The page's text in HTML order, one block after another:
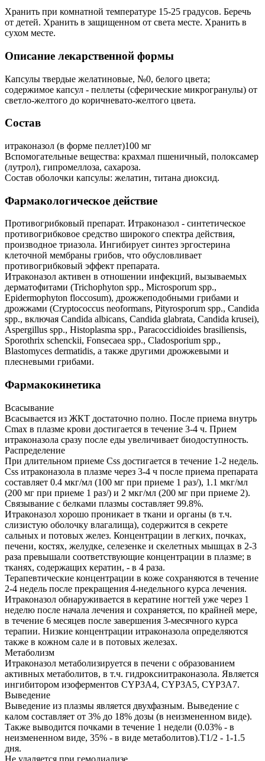
Хранить при комнатной температуре 15-25 градусов. Беречь
от детей. Хранить в защищенном от света месте. Хранить в
сухом месте.
Описание лекарственной формы
Капсулы твердые желатиновые, №0, белого цвета;
содержимое капсул - пеллеты (сферические микрогранулы) от
светло-желтого до коричневато-желтого цвета.
Состав
итраконазол (в форме пеллет)100 мг
Вспомогательные вещества: крахмал пшеничный, полоксамер
(лутрол), гипромеллоза, сахароза.
Состав оболочки капсулы: желатин, титана диоксид.
Фармакологическое действие
Противогрибковый препарат. Итраконазол - синтетическое
противогрибковое средство широкого спектра действия,
производное триазола. Ингибирует синтез эргостерина
клеточной мембраны грибов, что обусловливает
противогрибковый эффект препарата.
Итраконазол активен в отношении инфекций, вызываемых
дерматофитами (Trichophyton spp., Microsporum spp.,
Epidermophyton floccosum), дрожжеподобными грибами и
дрожжами (Cryptococcus neoformans, Pityrosporum spp., Candida
spp., включая Candida albicans, Candida glabrata, Candida krusei),
Aspergillus spp., Histoplasma spp., Paracoccidioides brasiliensis,
Sporothrix schenckii, Fonsecaea spp., Cladosporium spp.,
Blastomyces dermatidis, а также другими дрожжевыми и
плесневыми грибами.
Фармакокинетика
Всасывание
Всасывается из ЖКТ достаточно полно. После приема внутрь
Cmax в плазме крови достигается в течение 3-4 ч. Прием
итраконазола сразу после еды увеличивает биодоступность.
Распределение
При длительном приеме Css достигается в течение 1-2 недель.
Css итраконазола в плазме через 3-4 ч после приема препарата
составляет 0.4 мкг/мл (100 мг при приеме 1 раз/), 1.1 мкг/мл
(200 мг при приеме 1 раз/) и 2 мкг/мл (200 мг при приеме 2).
Связывание с белками плазмы составляет 99.8%.
Итраконазол хорошо проникает в ткани и органы (в т.ч.
слизистую оболочку влагалища), содержится в секрете
сальных и потовых желез. Концентрации в легких, почках,
печени, костях, желудке, селезенке и скелетных мышцах в 2-3
раза превышали соответствующие концентрации в плазме; в
тканях, содержащих кератин, - в 4 раза.
Терапевтические концентрации в коже сохраняются в течение
2-4 недель после прекращения 4-недельного курса лечения.
Итраконазол обнаруживается в кератине ногтей уже через 1
неделю после начала лечения и сохраняется, по крайней мере,
в течение 6 месяцев после завершения 3-месячного курса
терапии. Низкие концентрации итраконазола определяются
также в кожном сале и в потовых железах.
Метаболизм
Итраконазол метаболизируется в печени с образованием
активных метаболитов, в т.ч. гидроксиитраконазола. Является
ингибитором изоферментов CYP3A4, CYP3A5, CYP3A7.
Выведение
Выведение из плазмы является двухфазным. Выведение с
калом составляет от 3% до 18% дозы (в неизмененном виде).
Также выводится почками в течение 1 недели (0.03% - в
неизмененном виде, 35% - в виде метаболитов).T1/2 - 1-1.5
дня.
Не удаляется при гемодиализе.